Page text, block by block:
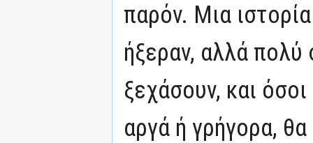
παρόν. Μια
ήξεραν, αλλά πολύ
ξεχάσουν, και
αργά ή γρήγορα,